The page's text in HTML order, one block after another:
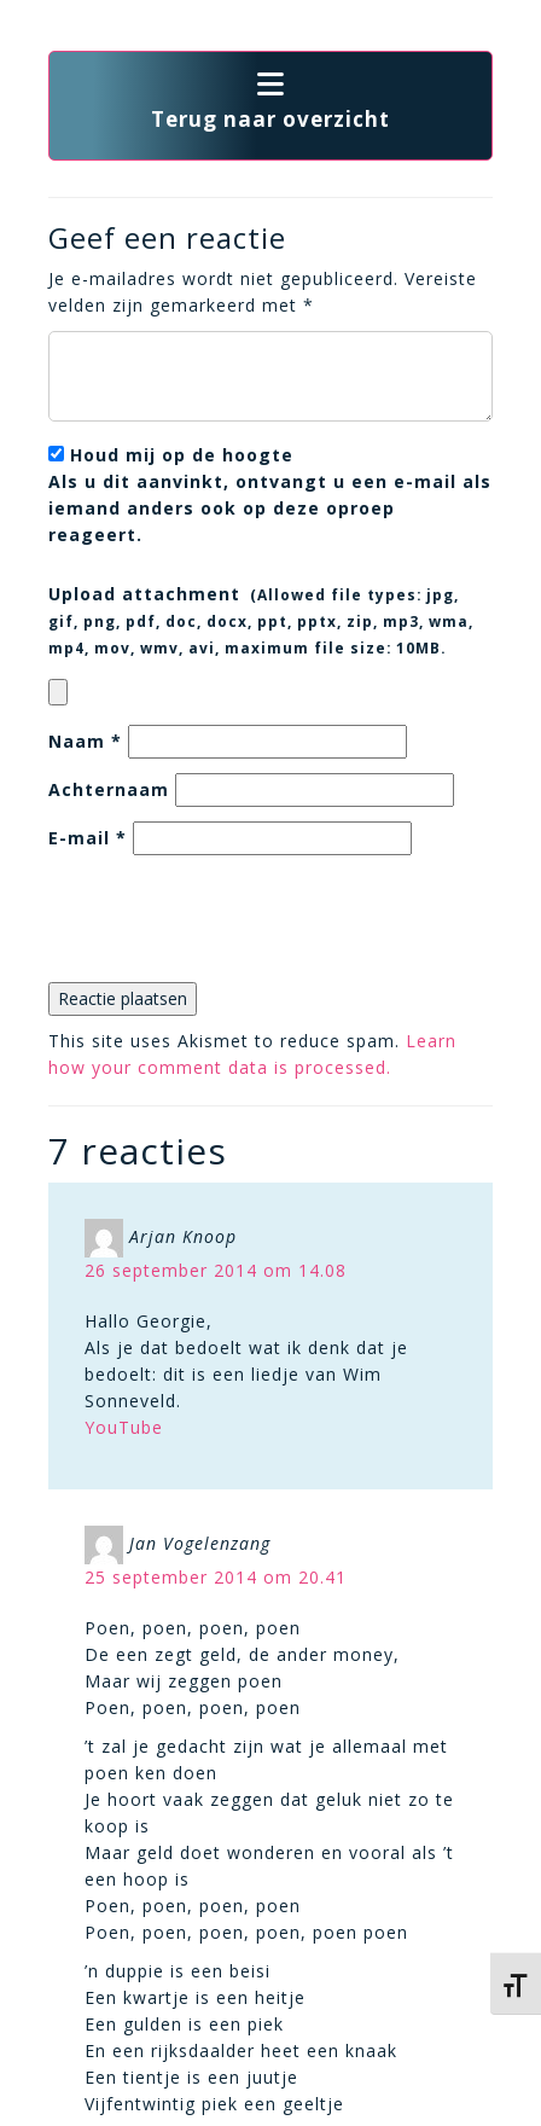
Terug naar overzicht
Geef een reactie
Je e-mailadres wordt niet gepubliceerd. Vereiste
velden zijn gemarkeerd met *
Houd mij op de hoogte
Als u dit aanvinkt, ontvangt u een e-mail als
iemand anders ook op deze oproep
reageert.
Upload attachment (Allowed file types: jpg,
gif, png, pdf, doc, docx, ppt, pptx, zip, mp3, wma,
mp4, mov, wmv, avi
, maximum file size: 10MB.
Naam *
Achternaam
E-mail *
This site uses Akismet to reduce spam. Learn
how your comment data is processed.
7 reacties
Arjan Knoop
26 september 2014 om 14.08
Hallo Georgie,
Als je dat bedoelt wat ik denk dat je
bedoelt: dit is een liedje van Wim
Sonneveld.
YouTube
Jan Vogelenzang
25 september 2014 om 20.41
Poen, poen, poen, poen
De een zegt geld, de ander money,
Maar wij zeggen poen
Poen, poen, poen, poen
’t zal je gedacht zijn wat je allemaal met
poen ken doen
Je hoort vaak zeggen dat geluk niet zo te
koop is
Maar geld doet wonderen en vooral als ’t
een hoop is
Poen, poen, poen, poen
Poen, poen, poen, poen, poen poen
’n duppie is een beisi
Een kwartje is een heitje
Een gulden is een piek
En een rijksdaalder heet een knaak
Een tientje is een juutje
Vijfentwintig piek een geeltje